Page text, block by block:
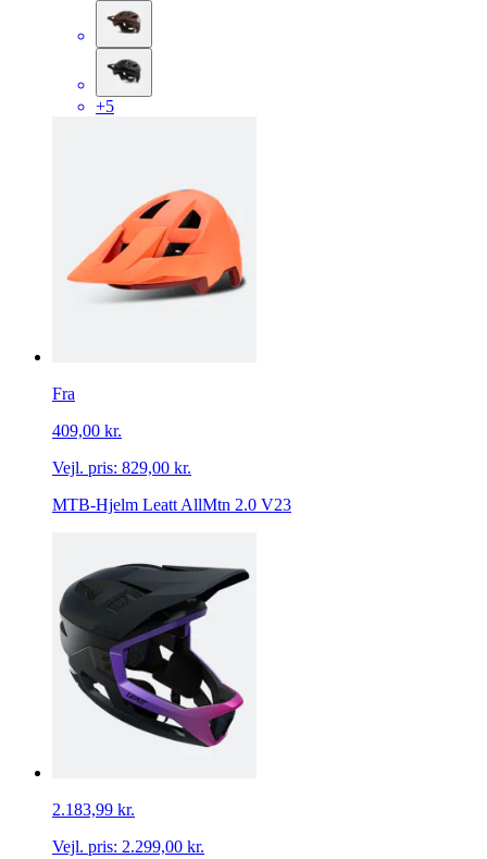
+5
Fra
409,00 kr.
Vejl. pris: 829,00 kr.
MTB-Hjelm Leatt AllMtn 2.0 V23
2.183,99 kr.
Vejl. pris: 2.299,00 kr.